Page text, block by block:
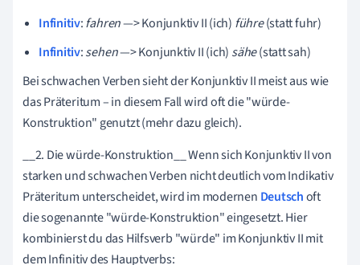
Infinitiv:fahren—> Konjunktiv II (ich) führe(statt fuhr)
Infinitiv:sehen—> Konjunktiv II (ich) sähe(statt sah)
Bei schwachen Verben sieht der Konjunktiv II meist aus wie
das Präteritum – in diesem Fall wird oft die "würde-
Konstruktion" genutzt (mehr dazu gleich).
__2. Die würde-Konstruktion__ Wenn sich Konjunktiv II von
starken und schwachen Verben nicht deutlich vom Indikativ
Präteritum unterscheidet, wird im modernen Deutschoft
die sogenannte "würde-Konstruktion" eingesetzt. Hier
kombinierst du das Hilfsverb "würde" im Konjunktiv II mit
dem Infinitiv des Hauptverbs: